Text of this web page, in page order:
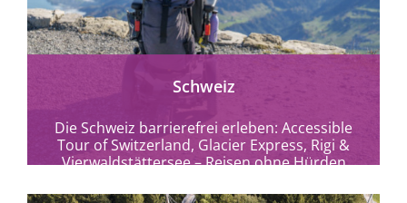
Schweiz
Die Schweiz barrierefrei erleben: Accessible
Tour of Switzerland, Glacier Express, Rigi &
Vierwaldstättersee – Reisen ohne Hürden